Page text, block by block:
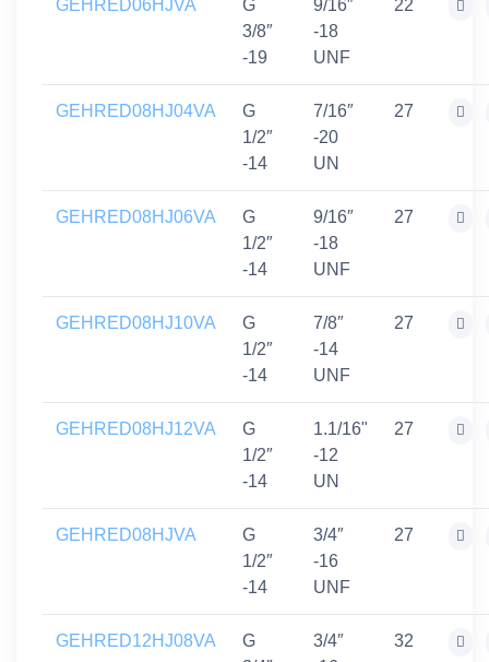
GEHRED06HJVA
G
3/8″
-19
9/16″
-18
UNF
22
GEHRED08HJ04VA
G
1/2″
-14
7/16″
-20
UN
27
GEHRED08HJ06VA
G
1/2″
-14
9/16″
-18
UNF
27
GEHRED08HJ10VA
G
1/2″
-14
7/8″
-14
UNF
27
GEHRED08HJ12VA
G
1/2″
-14
1.1/16"
-12
UN
27
GEHRED08HJVA
G
1/2″
-14
3/4″
-16
UNF
27
GEHRED12HJ08VA
G
3/4″
32